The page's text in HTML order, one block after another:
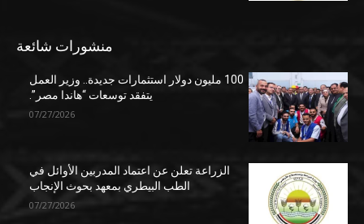
منشورات شائعة
100 مليون دولار استثمارات جديدة.. وزير العمل
يتفقد توسعات “هاندا مصر”.
07/27/2026
الزراعة تعلن عن اعتماد المدربين الأوائل في
الطب البيطري بمعهد بحوث الإنجاب
07/27/2026